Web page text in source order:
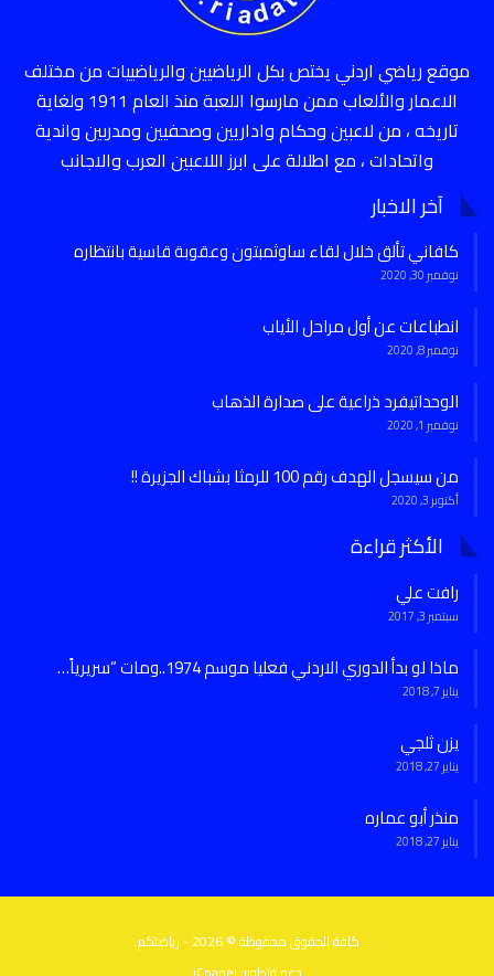
موقع رياضي اردني يختص بكل الرياضيين والرياضييات من مختلف
الاعمار والألعاب ممن مارسوا اللعبة منذ العام 1911 ولغاية
تاريخه ، من لاعبين وحكام واداريين وصحفيين ومدربين واندية
واتحادات ، مع اطلالة على ابرز اللاعبين العرب والاجانب
آخر الاخبار
كافاني تألق خلال لقاء ساوثمبتون وعقوبة قاسية بانتظاره
نوفمبر 30, 2020
انطباعات عن أول مراحل الأياب
نوفمبر 8, 2020
الوحداتيفرد ذراعية على صدارة الذهاب
نوفمبر 1, 2020
من سيسجل الهدف رقم 100 للرمثا بشباك الجزيرة !!
أكتوبر 3, 2020
الأكثر قراءة
رافت علي
سبتمبر 3, 2017
ماذا لو بدأ الدوري الاردني فعليا موسم 1974..ومات “سريرياً…
يناير 7, 2018
يزن ثلجي
يناير 27, 2018
منذر أبو عماره
يناير 27, 2018
كافة الحقوق محفوظة © 2026 - رياضتكم.